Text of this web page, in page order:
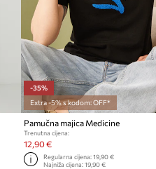
-35%
Extra -5% s kodom: OFF*
Pamučna majica Medicine
Trenutna cijena:
12,90 €
Regularna cijena: 19,90 €
Najniža cijena: 19,90 €